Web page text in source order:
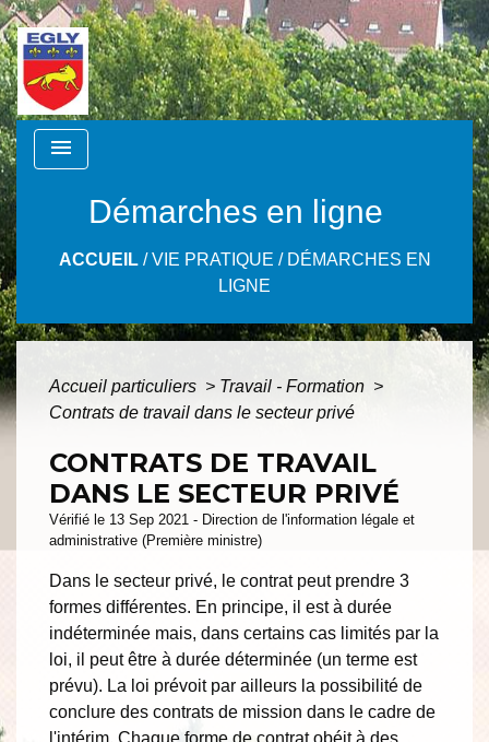
menu
Démarches en ligne
ACCUEIL/VIE PRATIQUE / DÉMARCHES EN
LIGNE
Accueil particuliers > Travail - Formation >
Contrats de travail dans le secteur privé
CONTRATS DE TRAVAIL
DANS LE SECTEUR PRIVÉ
Vérifié le 13 Sep 2021 - Direction de l'information légale et
administrative (Première ministre)
Dans le secteur privé, le contrat peut prendre 3
formes différentes. En principe, il est à durée
indéterminée mais, dans certains cas limités par la
loi, il peut être à durée déterminée (un terme est
prévu). La loi prévoit par ailleurs la possibilité de
conclure des contrats de mission dans le cadre de